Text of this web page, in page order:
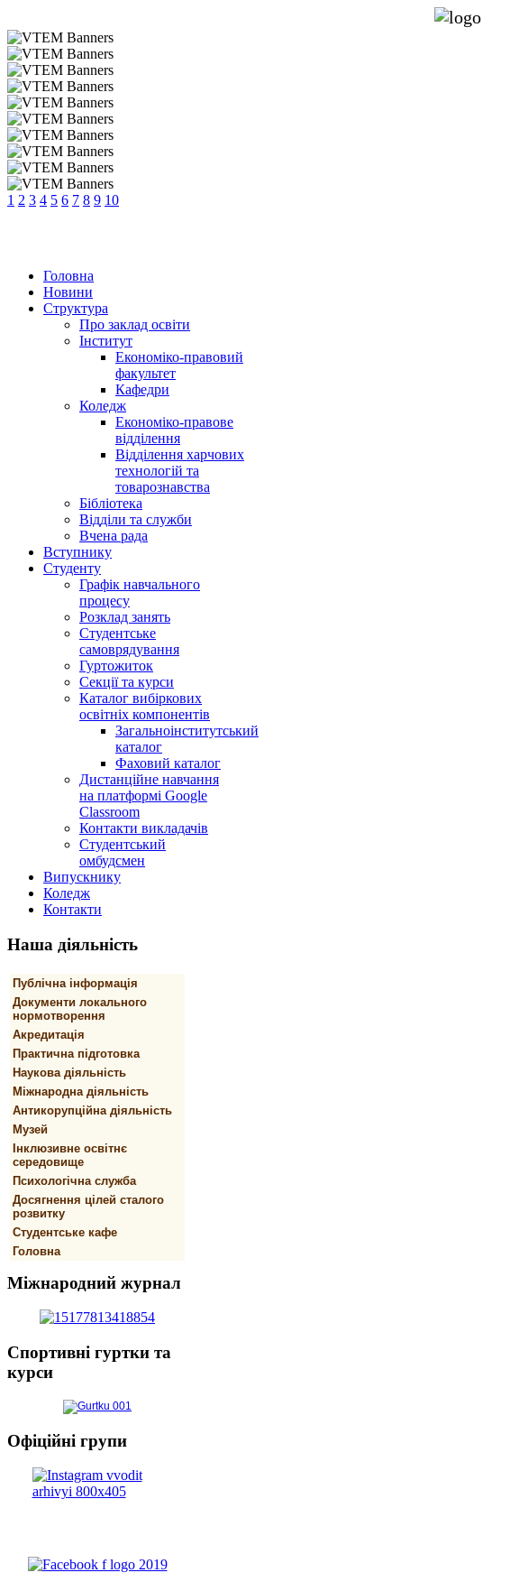
1 2 3 4 5 6 7 8 9 10
Головна
Новини
Структура
Про заклад освіти
Інститут
Економіко-правовий
факультет
Кафедри
Коледж
Економіко-правове
відділення
Відділення харчових
технологій та
товарознавства
Бібліотека
Відділи та служби
Вчена рада
Вступнику
Студенту
Графік навчального
процесу
Розклад занять
Студентське
самоврядування
Гуртожиток
Секції та курси
Каталог вибіркових
освітніх компонентів
Загальноінститутський
каталог
Фаховий каталог
Дистанційне навчання
на платформі Google
Classroom
Контакти викладачів
Студентський
омбудсмен
Випускнику
Коледж
Контакти
Наша діяльність
Публічна інформація
Документи локального
нормотворення
Акредитація
Практична підготовка
Наукова діяльність
Міжнародна діяльність
Антикорупційна діяльність
Музей
Інклюзивне освітнє
середовище
Психологічна служба
Досягнення цілей сталого
розвитку
Студентське кафе
Головна
Міжнародний журнал
Спортивнi гуртки та
курси
Офіційні групи